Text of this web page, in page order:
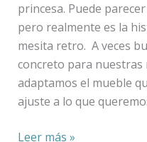
princesa. Puede
pero realmente es la
mesita retro. A veces
concreto para nuestras
adaptamos el mueble
ajuste a lo que
Leer más »